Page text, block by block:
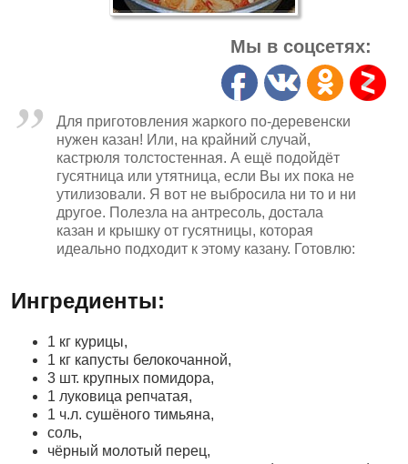
Мы в соцсетях:
Для приготовления жаркого по-деревенски
нужен казан! Или, на крайний случай,
кастрюля толстостенная. А ещё подойдёт
гусятница или утятница, если Вы их пока не
утилизовали. Я вот не выбросила ни то и ни
другое. Полезла на антресоль, достала
казан и крышку от гусятницы, которая
идеально подходит к этому казану. Готовлю:
Ингредиенты:
1 кг курицы,
1 кг капусты белокочанной,
3 шт. крупных помидора,
1 луковица репчатая,
1 ч.л. сушёного тимьяна,
соль,
чёрный молотый перец,